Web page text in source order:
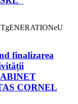
finalizarea
CORNEL